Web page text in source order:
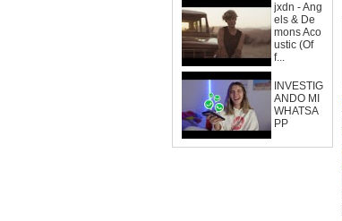
jxdn - Ang
els & De
mons Aco
ustic (Of
f...
INVESTIG
ANDO MI
WHATSA
PP